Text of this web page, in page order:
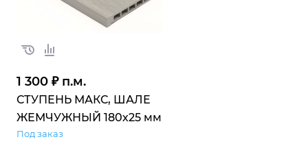
1 300 ₽ п.м.
СТУПЕНЬ МАКС, ШАЛЕ
ЖЕМЧУЖНЫЙ 180х25 мм
Под заказ